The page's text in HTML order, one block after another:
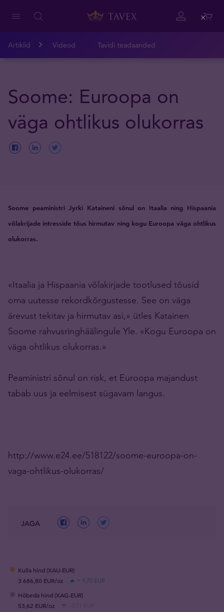
Artiklid Videod Tavidi teadaanded
Soome: Euroopa on
väga ohtlikus olukorras
Soome peaministri Jyrki Kataineni sõnul on Itaalia ning Hispaania
võlakrijade intresside tõus hirmutav ning kogu Euroopa väga ohtlikus
olukorras.
«Itaalia ja Hispaania võlakirjade tootlused tõusid
oma uutesse rekordkõrgustesse. See on väga
ärevust tekitav ja hirmutav asi,» ütles Katainen
Soome rahvusringhäälingule Yle. «Kogu Euroopa on
väga ohtlikus olukorras.»
Peaministri sõnul on risk, et Euroopa majandust
tabab uus ja eelmisest sügavam langus.
http://www.e24.ee/518122/soome-euroopa-on-
vaga-ohtlikus-olukorras/
JAGA
Kulla hind (XAU-EUR)
3 686,80 EUR/oz
+ 9,70 EUR
Hõbeda hind (XAG-EUR)
53,62 EUR/oz
Close